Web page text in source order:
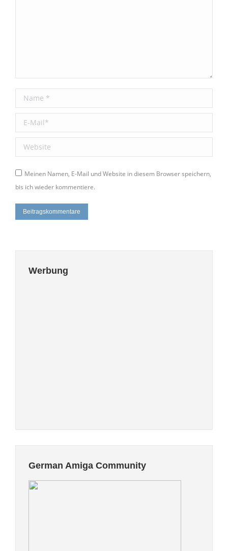
Name *
E-Mail *
Website
Meinen Namen, E-Mail und Website in diesem Browser speichern,
bis ich wieder kommentiere.
Beitragskommentare
Werbung
German Amiga Community